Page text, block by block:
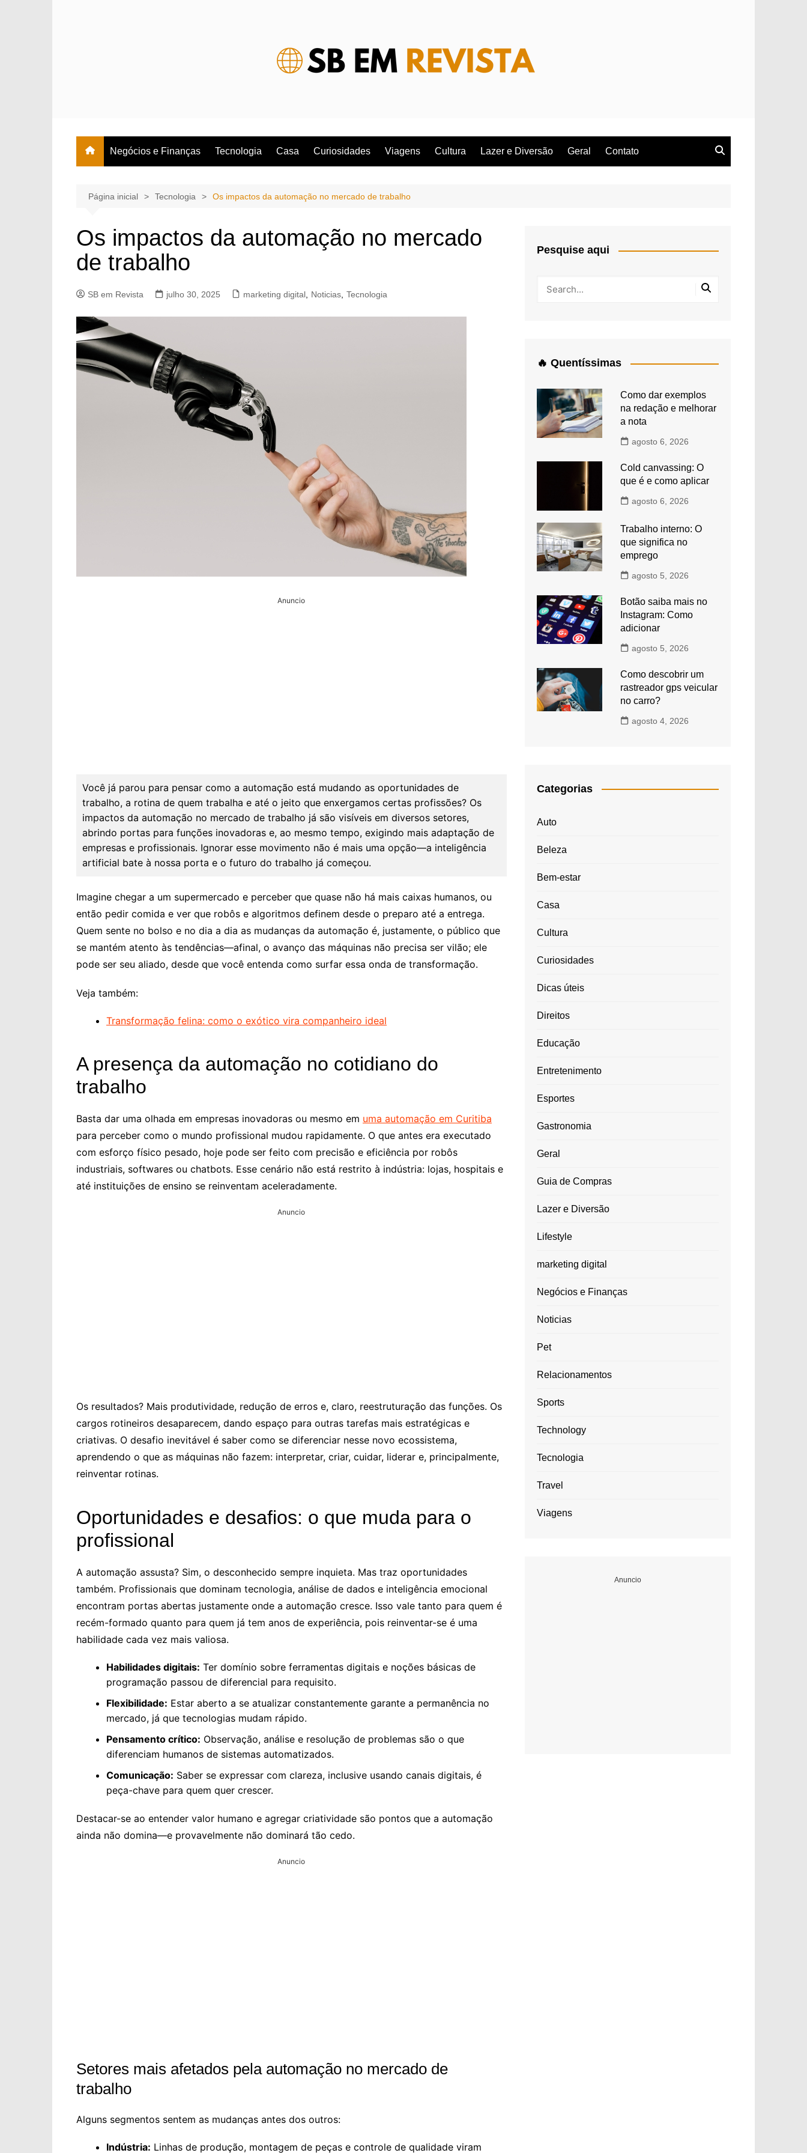
Negócios e Finanças Tecnologia Casa Curiosidades Viagens Cultura Lazer e Diversão Geral Contato
Página inicial Tecnologia Os impactos da automação no mercado de trabalho
Os impactos da automação no mercado
de trabalho
SB em Revista julho 30, 2025 marketing digital Noticias Tecnologia
Anuncio
Você já parou para pensar como a automação está mudando as oportunidades de
trabalho, a rotina de quem trabalha e até o jeito que enxergamos certas profissões? Os
impactos da automação no mercado de trabalho já são visíveis em diversos setores,
abrindo portas para funções inovadoras e, ao mesmo tempo, exigindo mais adaptação de
empresas e profissionais. Ignorar esse movimento não é mais uma opção—a inteligência
artificial bate à nossa porta e o futuro do trabalho já começou.
Imagine chegar a um supermercado e perceber que quase não há mais caixas humanos, ou
então pedir comida e ver que robôs e algoritmos definem desde o preparo até a entrega.
Quem sente no bolso e no dia a dia as mudanças da automação é, justamente, o público que
se mantém atento às tendências—afinal, o avanço das máquinas não precisa ser vilão; ele
pode ser seu aliado, desde que você entenda como surfar essa onda de transformação.
Veja também:
Transformação felina: como o exótico vira companheiro ideal
A presença da automação no cotidiano do
trabalho
Basta dar uma olhada em empresas inovadoras ou mesmo em uma automação em Curitiba
para perceber como o mundo profissional mudou rapidamente. O que antes era executado
com esforço físico pesado, hoje pode ser feito com precisão e eficiência por robôs
industriais, softwares ou chatbots. Esse cenário não está restrito à indústria: lojas, hospitais e
até instituições de ensino se reinventam aceleradamente.
Anuncio
Os resultados? Mais produtividade, redução de erros e, claro, reestruturação das funções. Os
cargos rotineiros desaparecem, dando espaço para outras tarefas mais estratégicas e
criativas. O desafio inevitável é saber como se diferenciar nesse novo ecossistema,
aprendendo o que as máquinas não fazem: interpretar, criar, cuidar, liderar e, principalmente,
reinventar rotinas.
Oportunidades e desafios: o que muda para o
profissional
A automação assusta? Sim, o desconhecido sempre inquieta. Mas traz oportunidades
também. Profissionais que dominam tecnologia, análise de dados e inteligência emocional
encontram portas abertas justamente onde a automação cresce. Isso vale tanto para quem é
recém-formado quanto para quem já tem anos de experiência, pois reinventar-se é uma
habilidade cada vez mais valiosa.
Habilidades digitais: Ter domínio sobre ferramentas digitais e noções básicas de
programação passou de diferencial para requisito.
Flexibilidade: Estar aberto a se atualizar constantemente garante a permanência no
mercado, já que tecnologias mudam rápido.
Pensamento crítico: Observação, análise e resolução de problemas são o que
diferenciam humanos de sistemas automatizados.
Comunicação: Saber se expressar com clareza, inclusive usando canais digitais, é
peça-chave para quem quer crescer.
Destacar-se ao entender valor humano e agregar criatividade são pontos que a automação
ainda não domina—e provavelmente não dominará tão cedo.
Anuncio
Setores mais afetados pela automação no mercado de
trabalho
Alguns segmentos sentem as mudanças antes dos outros:
Indústria: Linhas de produção, montagem de peças e controle de qualidade viram
Pesquise aqui
🔥 Quentíssimas
Como dar exemplos
na redação e melhorar
a nota
agosto 6, 2026
Cold canvassing: O
que é e como aplicar
agosto 6, 2026
Trabalho interno: O
que significa no
emprego
agosto 5, 2026
Botão saiba mais no
Instagram: Como
adicionar
agosto 5, 2026
Como descobrir um
rastreador gps veicular
no carro?
agosto 4, 2026
Categorias
Auto
Beleza
Bem-estar
Casa
Cultura
Curiosidades
Dicas úteis
Direitos
Educação
Entretenimento
Esportes
Gastronomia
Geral
Guia de Compras
Lazer e Diversão
Lifestyle
marketing digital
Negócios e Finanças
Noticias
Pet
Relacionamentos
Sports
Technology
Tecnologia
Travel
Viagens
Anuncio